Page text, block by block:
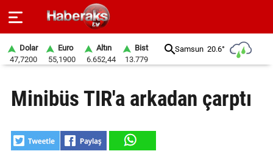
SPOR
YAŞAM
Dolar
47,7200
Euro
55,1900
Altın
6.652,44
Bist
13.779
Samsun 20.6°
Minibüs TIR'a arkadan çarptı